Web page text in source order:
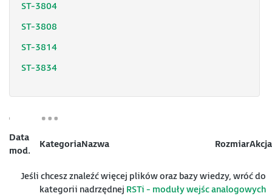
ST-3804
ST-3808
ST-3814
ST-3834
Data
mod.
KategoriaNazwa RozmiarAkcja
Jeśli chcesz znaleźć więcej plików oraz bazy wiedzy, wróć do
kategorii nadrzędnej RSTi - moduły wejśc analogowych